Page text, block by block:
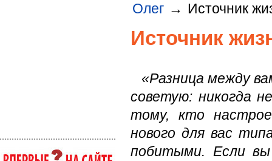
Олег → Источник
Источник
«Разница между
советую: никогда
тому, кто
нового для вас
побитыми. Если